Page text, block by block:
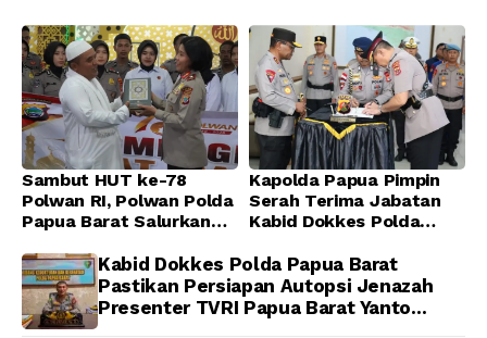
Sambut HUT ke-78
Polwan RI, Polwan Polda
Papua Barat Salurkan
Ibadah Bersama di
Masjid Al-Muhajirin
Kapolda Papua Pimpin
Serah Terima Jabatan
Kabid Dokkes Polda
Kabid Dokkes Polda Papua Barat
Pastikan Persiapan Autopsi Jenazah
Presenter TVRI Papua Barat Yanto